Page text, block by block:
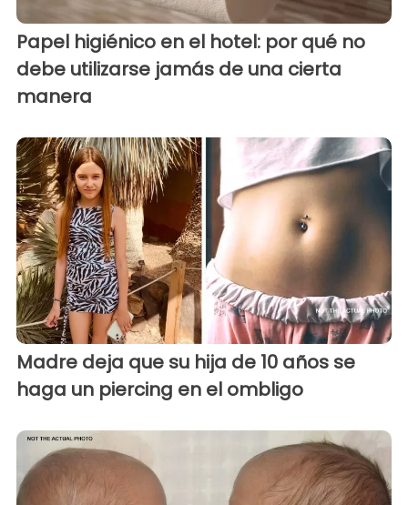
Papel higiénico en el hotel: por qué no
debe utilizarse jamás de una cierta
manera
Madre deja que su hija de 10 años se
haga un piercing en el ombligo